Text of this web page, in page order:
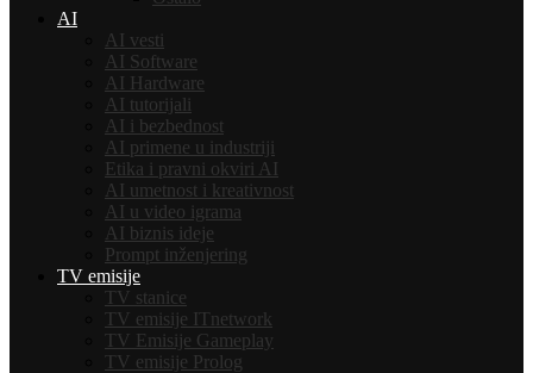
AI
AI vesti
AI Software
AI Hardware
AI tutorijali
AI i bezbednost
AI primene u industriji
Etika i pravni okviri AI
AI umetnost i kreativnost
AI u video igrama
AI biznis ideje
Prompt inženjering
TV emisije
TV stanice
TV emisije ITnetwork
TV Emisije Gameplay
TV emisije Prolog